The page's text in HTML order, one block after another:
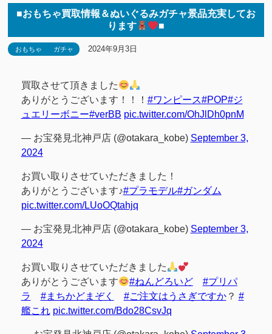
■おもちゃ買取情報＆ぬいぐるみガチャ景品充実してお
ります
■
おもちゃ ガチャ 2024年9月3日
買取させて頂きました
ありがとうございます！！！ #ワンピース#POP#ジ
ュエリーボニー#verBB pic.twitter.com/OhJlDh0pnM
— お宝発見北神戸店 (@otakara_kobe) September 3,
2024
お買い取りさせていただきました！
ありがとうございます♪#プラモデル#ガンダム
pic.twitter.com/LUoOQtahjq
— お宝発見北神戸店 (@otakara_kobe) September 3,
2024
お買い取りさせていただきました
ありがとうございます
#ねんどろいど
#プリパ
ラ
#まちかどまぞく #ご注文はうさぎですか？ #
艦これ pic.twitter.com/Bdo28CsvJq